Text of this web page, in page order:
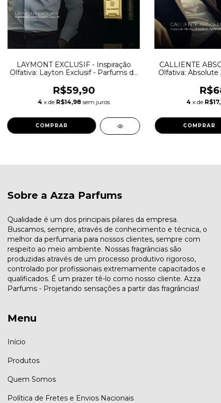
LAYMONT EXCLUSIF - Inspiração
Olfativa: Layton Exclusif - Parfums de
R$59,90
4 x de R$14,98 sem juros
COMPRAR
CALLIENTE
Olfativa:
4 x de
COMPRAR
Sobre a Azza Parfums
Qualidade é um dos principais pilares da empresa.
Buscamos, sempre, através de conhecimento e técnica, o
melhor da perfumaria para nossos clientes, sempre com
respeito ao meio ambiente. Nossas fragrâncias são
produzidas através de um processo produtivo rigoroso,
controlado por profissionais extremamente capacitados e
qualificados. É um prazer tê-lo como nosso cliente. Azza
Parfums - Projetando sensações a partir das fragrâncias!
Menu
Início
Produtos
Quem Somos
Política de Fretes e Envios Nacionais